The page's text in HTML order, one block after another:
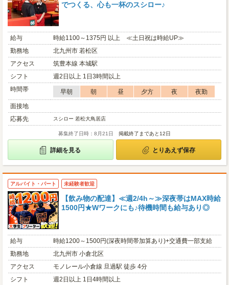
でつくる、心も一杯のスシロー♪
給与
時給1100～1375円 以上 ≪土日祝は時給UP≫
勤務地
北九州市 若松区
アクセス
筑豊本線 本城駅
シフト
週2日以上 1日3時間以上
時間帯
早朝 朝 昼 夕方 夜
夜勤
面接地
応募先
スシロー 若松大鳥居店
募集終了日時：8月21日 掲載終了まであと12日
詳細を見る とりあえず保存
アルバイト・パート 未経験者歓迎
【飲み物の配達】≪週2/4h～≫深夜帯はMAX時給
1500円★Wワークにも♪待機時間も給与あり◎
給与
時給1200～1500円(深夜時間帯加算あり)+交通費一部支給
勤務地
北九州市 小倉北区
アクセス
モノレール小倉線 旦過駅 徒歩 4分
シフト
週2日以上 1日4時間以上